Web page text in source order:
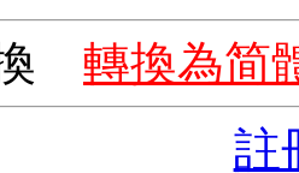
轉換為简
註